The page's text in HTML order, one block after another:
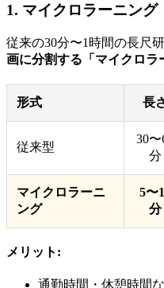
1. マイクロラーニング
従来の30分〜1時間の長尺
画に分割する「マイクロラ
形式 長
従来型
30〜
分
マイクロラーニ
ング
5〜
分
メリット:
通勤時間・休憩時間